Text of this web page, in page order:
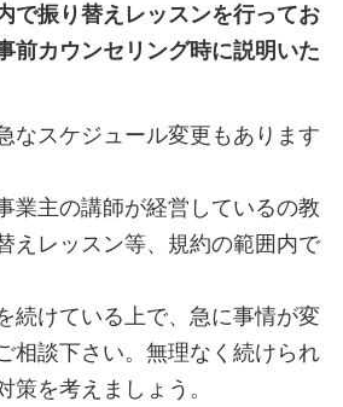
振り替えレッスンを行ってお
前カウンセリング時に説明いた
なスケジュール変更もあります
業主の講師が経営しているの教
えレッスン等、規約の範囲内で
続けている上で、急に事情が変
相談下さい。無理なく続けられ
策を考えましょう。